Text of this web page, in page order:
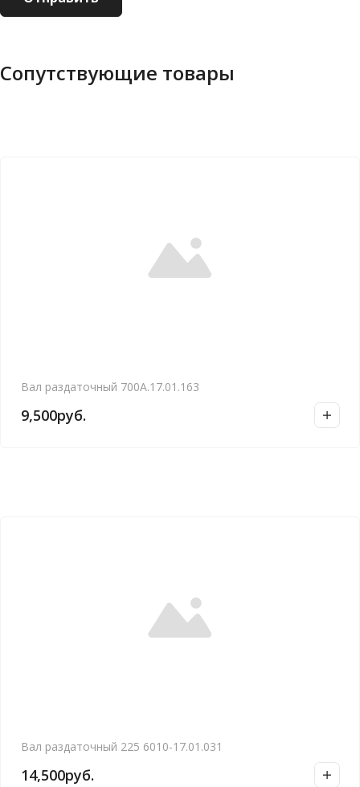
Сопутствующие товары
Вал раздаточный 700А.17.01.163
9,500руб.
Вал раздаточный 225 6010-17.01.031
14,500руб.